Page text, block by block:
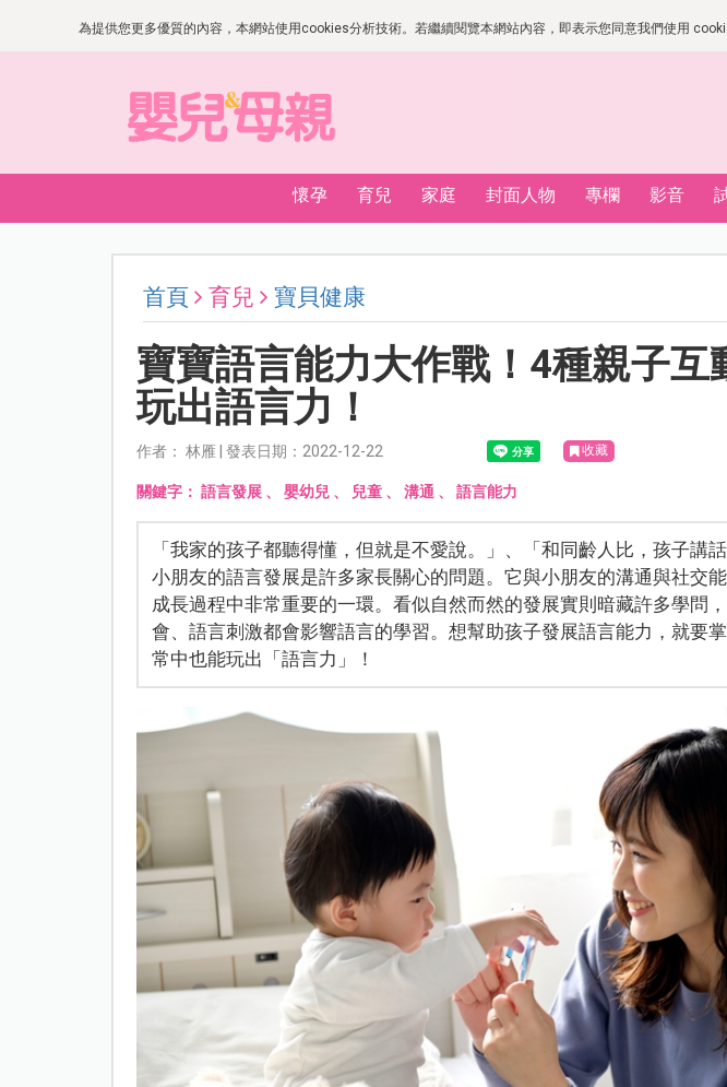
為提供您更多優質的內容，本網站使用cookies分析技術。若繼續閱覽本網站內容，即表示您同意我們使用
懷孕 育兒 家庭 封面人物 專欄 影音
首頁 育兒 寶貝健康
寶寶語言能力大作戰！4種親子互
玩出語言力！
作者： 林雁 | 發表日期：2022-12-22 收藏
關鍵字： 語言發展、 嬰幼兒、 兒童、 溝通 、 語言能力
「我家的孩子都聽得懂，但就是不愛說。」、「和同齡人比，孩子講
小朋友的語言發展是許多家長關心的問題。它與小朋友的溝通與社交
成長過程中非常重要的一環。看似自然而然的發展實則暗藏許多學問
會、語言刺激都會影響語言的學習。想幫助孩子發展語言能力，就要
常中也能玩出「語言力」！